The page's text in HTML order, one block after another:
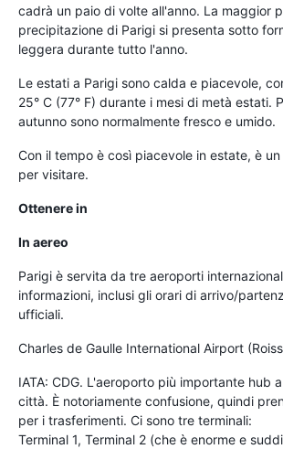
cadrà un paio di volte all'anno. La maggior
precipitazione di Parigi si presenta sotto
leggera durante tutto l'anno.
Le estati a Parigi sono calda e piacevole,
25° C (77° F) durante i mesi di metà estati.
autunno sono normalmente fresco e umido.
Con il tempo è così piacevole in estate, è
per visitare.
Ottenere in
In aereo
Parigi è servita da tre aeroporti
informazioni, inclusi gli orari di arrivo/
ufficiali.
Charles de Gaulle International Airport
IATA: CDG. L'aeroporto più importante hub
città. È notoriamente confusione, quindi
per i trasferimenti. Ci sono tre terminali:
Terminal 1, Terminal 2 (che è enorme e